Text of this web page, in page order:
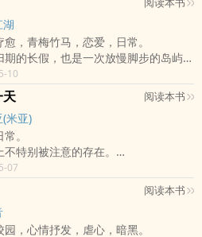
里被长官羞辱、被同事排挤，晚上值
撑着去学飞，甚至变卖家产支付高昂
飞行，他都因为过度紧张而失误；每
疑自己是否真的有资格飞行。与此同
身为教官，却始终不敢重新坐回真正的
人飞行，自己却无法面对天空。两个被
始在彼此身上，看见重新活下去的可
，也正在逼近。
中，意外发现监狱内部长期存在非法
。部分管理层与受刑人之间，维持着不
系，而那些试图揭露真相的人，往往都
同事——马力姆度与迷诺毕，愿意真正
。
是把人生重新握回自己手里的底气。
金不按剧情走，靠清醒、节俭与一点
血文活成治愈甜宠文的故事。
湖
，青梅竹马，恋爱，日常。
的长假，也是一次放慢脚步的岛屿巡
看花的急躁，这对进入感情熟成期的
车，在台湾各个被快车道遗忘的角落停
南方澳带有铁锈味的海风、苗栗客家山
林西螺大桥下的红土，一路走到屏东
他们在每个小镇停留四天三夜，住进
宿，把所有的时间都浪费在毫无目的
。
旧发挥着他理科男的腹黑与调皮，总爱
逗弄芝纬；而芝纬则用着「拿你没办
」的极致温柔，毫无底线地包容并疼
10
天 阅读本书
米亚)
。
特别被注意的存在。
上不特别被注意的存在。
他负责背景布置，却在过程中遭遇失误
疑自己。
故事，而是一个人在不完美与误解
续完成自己的过程。
07
阅读本书
，心情抒发，虐心，暗黑。